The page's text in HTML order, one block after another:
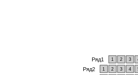
Ряд1
Ряд2
1 2 3
1 2 3 4